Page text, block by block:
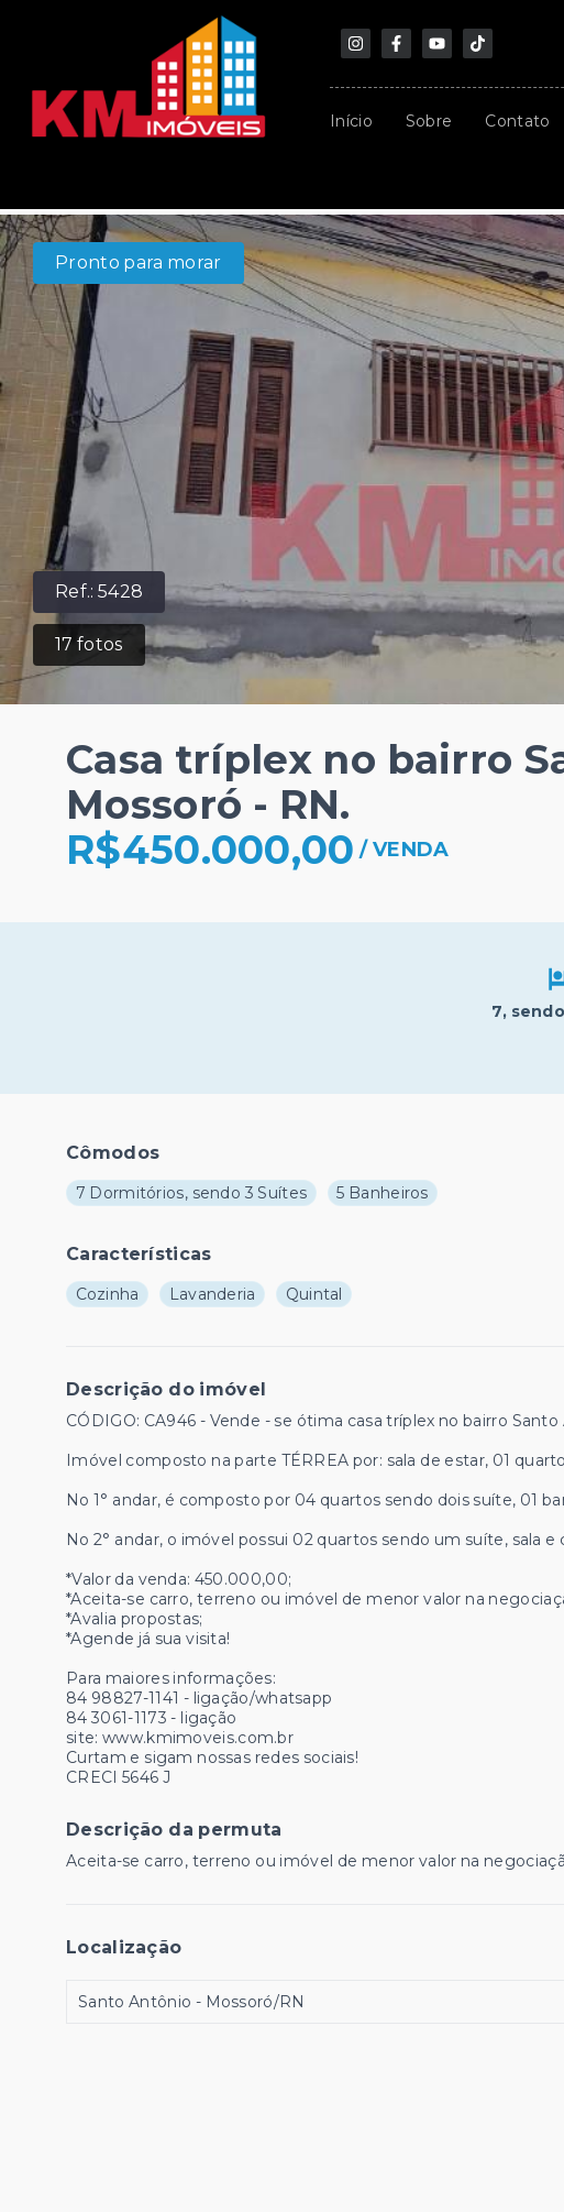
Início Sobre Contato
Ref.:5428
17 fotos
Pronto para morar
Casa tríplex no bairro
Mossoró - RN.
R$450.000,00 /VENDA
7,
Cômodos
7 Dormitórios, sendo 3 Suítes 5 Banheiros
Características
Cozinha Lavanderia Quintal
Descrição do imóvel
CÓDIGO: CA946 - Vende - se ótima casa tríplex no bairro
Imóvel composto na parte TÉRREA por: sala de estar, 01
No 1° andar, é composto por 04 quartos sendo dois suíte, 01
No 2° andar, o imóvel possui 02 quartos sendo um suíte, sala e
*Valor da venda: 450.000,00;
*Aceita-se carro, terreno ou imóvel de menor valor na
*Avalia propostas;
*Agende já sua visita!
Para maiores informações:
84 98827-1141 - ligação/whatsapp
84 3061-1173 - ligação
site: www.kmimoveis.com.br
Curtam e sigam nossas redes sociais!
CRECI 5646 J
Descrição da permuta
Aceita-se carro, terreno ou imóvel de menor valor na
Localização
Santo Antônio - Mossoró/RN